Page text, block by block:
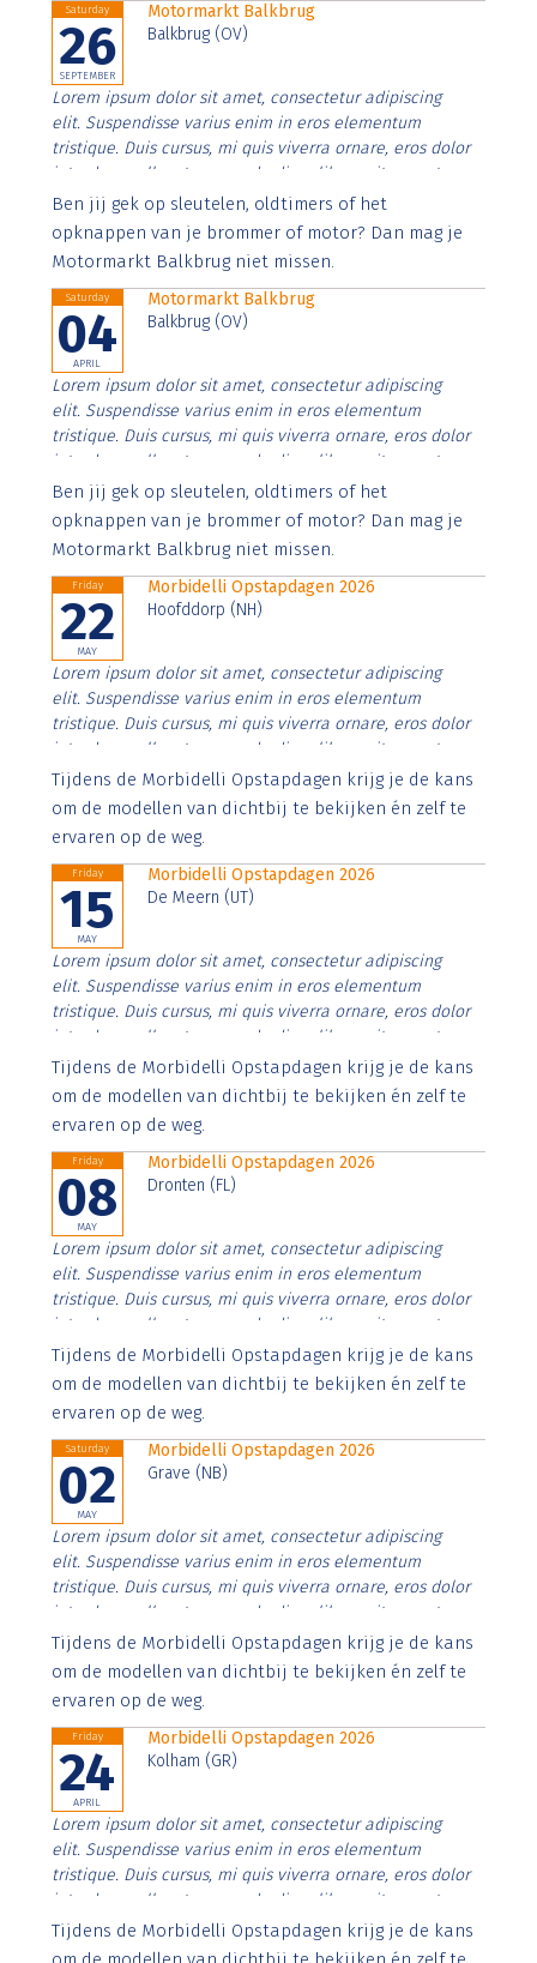
Saturday
26
SEPTEMBER
Motormarkt Balkbrug
Balkbrug (OV)
Lorem ipsum dolor sit amet, consectetur adipiscing
elit. Suspendisse varius enim in eros elementum
tristique. Duis cursus, mi quis viverra ornare, eros dolor
interdum nulla, ut commodo diam libero vitae erat.
Aenean faucibus nibh et justo cursus id rutrum lorem
imperdiet. Nunc ut sem vitae risus tristique posuere.
Ben jij gek op sleutelen, oldtimers of het
opknappen van je brommer of motor? Dan mag je
Motormarkt Balkbrug niet missen.
Saturday
04
APRIL
Motormarkt Balkbrug
Balkbrug (OV)
Lorem ipsum dolor sit amet, consectetur adipiscing
elit. Suspendisse varius enim in eros elementum
tristique. Duis cursus, mi quis viverra ornare, eros dolor
interdum nulla, ut commodo diam libero vitae erat.
Aenean faucibus nibh et justo cursus id rutrum lorem
imperdiet. Nunc ut sem vitae risus tristique posuere.
Ben jij gek op sleutelen, oldtimers of het
opknappen van je brommer of motor? Dan mag je
Motormarkt Balkbrug niet missen.
Friday
22
MAY
Morbidelli Opstapdagen 2026
Hoofddorp (NH)
Lorem ipsum dolor sit amet, consectetur adipiscing
elit. Suspendisse varius enim in eros elementum
tristique. Duis cursus, mi quis viverra ornare, eros dolor
interdum nulla, ut commodo diam libero vitae erat.
Aenean faucibus nibh et justo cursus id rutrum lorem
imperdiet. Nunc ut sem vitae risus tristique posuere.
Tijdens de Morbidelli Opstapdagen krijg je de kans
om de modellen van dichtbij te bekijken én zelf te
ervaren op de weg.
Friday
15
MAY
Morbidelli Opstapdagen 2026
De Meern (UT)
Lorem ipsum dolor sit amet, consectetur adipiscing
elit. Suspendisse varius enim in eros elementum
tristique. Duis cursus, mi quis viverra ornare, eros dolor
interdum nulla, ut commodo diam libero vitae erat.
Aenean faucibus nibh et justo cursus id rutrum lorem
imperdiet. Nunc ut sem vitae risus tristique posuere.
Tijdens de Morbidelli Opstapdagen krijg je de kans
om de modellen van dichtbij te bekijken én zelf te
ervaren op de weg.
Friday
08
MAY
Morbidelli Opstapdagen 2026
Dronten (FL)
Lorem ipsum dolor sit amet, consectetur adipiscing
elit. Suspendisse varius enim in eros elementum
tristique. Duis cursus, mi quis viverra ornare, eros dolor
interdum nulla, ut commodo diam libero vitae erat.
Aenean faucibus nibh et justo cursus id rutrum lorem
imperdiet. Nunc ut sem vitae risus tristique posuere.
Tijdens de Morbidelli Opstapdagen krijg je de kans
om de modellen van dichtbij te bekijken én zelf te
ervaren op de weg.
Saturday
02
MAY
Morbidelli Opstapdagen 2026
Grave (NB)
Lorem ipsum dolor sit amet, consectetur adipiscing
elit. Suspendisse varius enim in eros elementum
tristique. Duis cursus, mi quis viverra ornare, eros dolor
interdum nulla, ut commodo diam libero vitae erat.
Aenean faucibus nibh et justo cursus id rutrum lorem
imperdiet. Nunc ut sem vitae risus tristique posuere.
Tijdens de Morbidelli Opstapdagen krijg je de kans
om de modellen van dichtbij te bekijken én zelf te
ervaren op de weg.
Friday
24
APRIL
Morbidelli Opstapdagen 2026
Kolham (GR)
Lorem ipsum dolor sit amet, consectetur adipiscing
elit. Suspendisse varius enim in eros elementum
tristique. Duis cursus, mi quis viverra ornare, eros dolor
interdum nulla, ut commodo diam libero vitae erat.
Aenean faucibus nibh et justo cursus id rutrum lorem
imperdiet. Nunc ut sem vitae risus tristique posuere.
Tijdens de Morbidelli Opstapdagen krijg je de kans